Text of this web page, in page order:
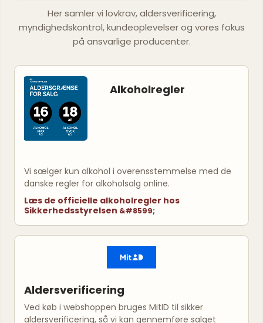
Her samler vi lovkrav, aldersverificering,
myndighedskontrol, kundeoplevelser og vores fokus
på ansvarlige producenter.
Alkoholregler
Vi sælger kun alkohol i overensstemmelse med de
danske regler for alkoholsalg online.
Læs de officielle alkoholregler hos
Sikkerhedsstyrelsen
Aldersverificering
Ved køb i webshoppen bruges MitID til sikker
aldersverificering, så vi kan gennemføre salget